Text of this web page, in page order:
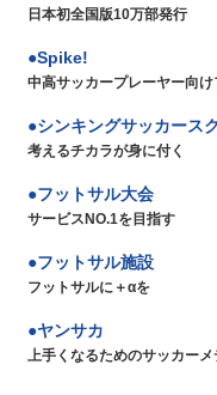
日本初全国版10万部発行
Spike!
中高サッカープレーヤー向
シンキングサッカース
考えるチカラが身に付く
フットサル大会
サービスNO.1を目指す
フットサル施設
フットサルに＋αを
ヤンサカ
上手くなるためのサッカーメ